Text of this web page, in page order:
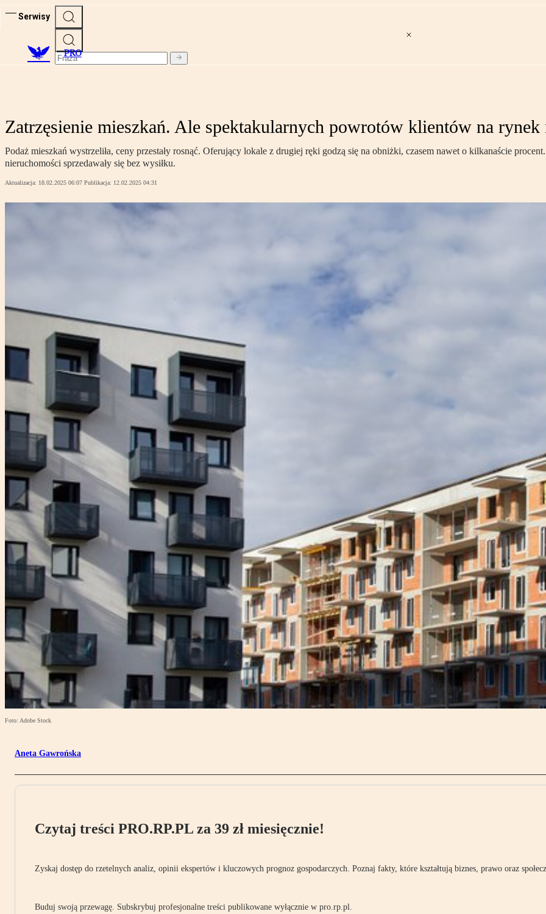
Serwisy
PRO
Zatrzęsienie mieszkań. Ale spektakularnych powrotów klientów na rynek
Podaż mieszkań wystrzeliła, ceny przestały rosnąć. Oferujący lokale z drugiej ręki godzą się na obniżki, czasem nawet o kilkanaście
nieruchomości sprzedawały się bez wysiłku.
Aktualizacja: 18.02.2025 06:07 Publikacja: 12.02.2025 04:31
Foto: Adobe Stock
Aneta Gawrońska
Czytaj treści PRO.RP.PL za 39 zł miesięcznie!
Zyskaj dostęp do rzetelnych analiz, opinii ekspertów i kluczowych prognoz gospodarczych. Poznaj fakty, które kształtują biznes, prawo oraz
Buduj swoją przewagę. Subskrybuj profesjonalne treści publikowane wyłącznie w pro.rp.pl.